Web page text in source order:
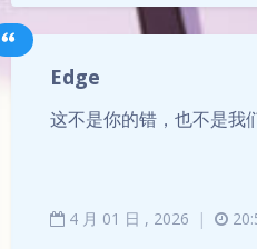
Edge
这不是你的错，也不是我
4 月 01 日 , 2026 |